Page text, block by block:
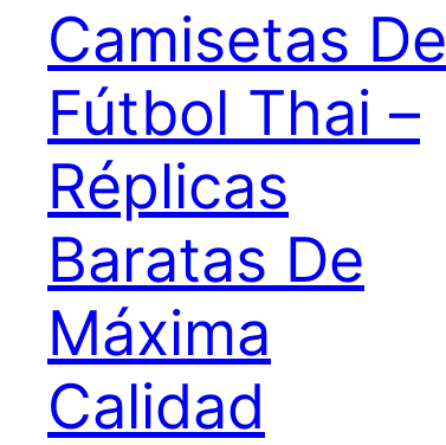
Camisetas De
Fútbol Thai –
Réplicas
Baratas De
Máxima
Calidad